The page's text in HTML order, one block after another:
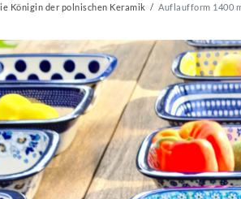
Königin der polnischen Keramik Auflaufform 1400